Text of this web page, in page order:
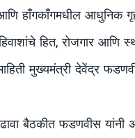
हाँगकाँगमधील आधुनिक
हित, रोजगार
मुख्यमंत्री देवेंद्र
बैठकीत फडणवीस यांनी